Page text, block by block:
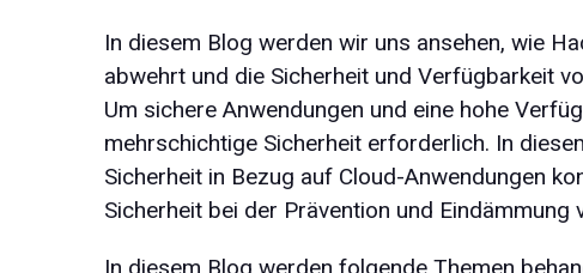
In diesem Blog werden wir uns ansehen, wie
abwehrt und die Sicherheit und Verfügbarkeit
Um sichere Anwendungen und eine hohe
mehrschichtige Sicherheit erforderlich. In
Sicherheit in Bezug auf Cloud-Anwendungen
Sicherheit bei der Prävention und Eindämmung
In diesem Blog werden folgende Themen